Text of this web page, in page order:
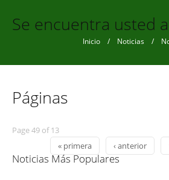
Se encuentra usted
Inicio/ Noticias/
Páginas
Page 49 of 13
« primera
‹ anterior
Noticias Más Populares